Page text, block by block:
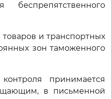
и транспортных
зон таможенного
принимается
в письменной